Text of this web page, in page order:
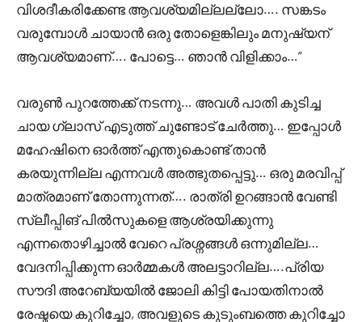
വിശദീകരിക്കേണ്ട ആവശ്യമില്ലല്ലോ…. സങ്കടം
വരുമ്പോൾ ചായാൻ ഒരു തോളെങ്കിലും മനുഷ്യന്
ആവശ്യമാണ്‌…. പോട്ടെ… ഞാൻ വിളിക്കാം…”
വരുൺ പുറത്തേക്ക് നടന്നു… അവൾ പാതി കുടിച്ച
ചായ ഗ്ലാസ് എടുത്ത് ചുണ്ടോട് ചേർത്തു… ഇപ്പോൾ
മഹേഷിനെ ഓർത്ത് എന്തുകൊണ്ട് താൻ
കരയുന്നില്ല എന്നവൾ അത്ഭുതപ്പെട്ടു… ഒരു മരവിപ്പ്
മാത്രമാണ് തോന്നുന്നത്…. രാത്രി ഉറങ്ങാൻ വേണ്ടി
സ്ലീപ്പിങ് പിൽസുകളെ ആശ്രയിക്കുന്നു
എന്നതൊഴിച്ചാൽ വേറെ പ്രശ്നങ്ങൾ ഒന്നുമില്ല…
വേദനിപ്പിക്കുന്ന ഓർമ്മകൾ അലട്ടാറില്ല….പ്രിയ
സൗദി അറേബ്യയിൽ ജോലി കിട്ടി പോയതിനാൽ
രേഷ്മയെ കുറിച്ചോ, അവളുടെ കുടുംബത്തെ കുറിച്ചോ